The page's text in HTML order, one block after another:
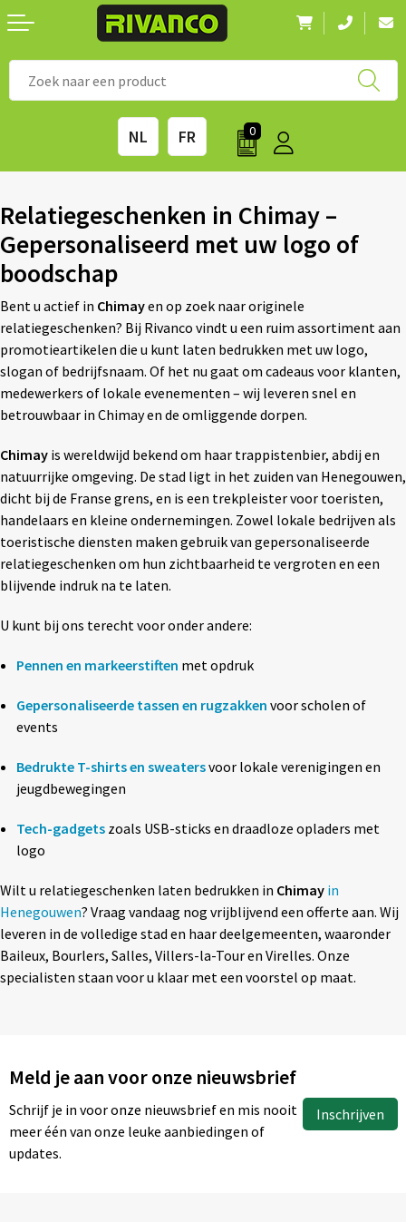
NL FR 0
Kinderen & spellen
Outdoor & vrije tijd
Technologie & Accessoires
Tassen
Textiel
Wonen
◼ Eco-producten
◼ Seizoenen
◼ Feestdagen
◼ Festival & Events
◼ Reizen
◼ Thuiswerken
Relatiegeschenken in Chimay –
Gepersonaliseerd met uw logo of
boodschap
Bent u actief in Chimayen op zoek naar originele
relatiegeschenken? Bij Rivanco vindt u een ruim assortiment aan
promotieartikelen die u kunt laten bedrukken met uw logo,
slogan of bedrijfsnaam. Of het nu gaat om cadeaus voor klanten,
medewerkers of lokale evenementen – wij leveren snel en
betrouwbaar in Chimay en de omliggende dorpen.
Chimay is wereldwijd bekend om haar trappistenbier, abdij en
natuurrijke omgeving. De stad ligt in het zuiden van Henegouwen,
dicht bij de Franse grens, en is een trekpleister voor toeristen,
handelaars en kleine ondernemingen. Zowel lokale bedrijven als
toeristische diensten maken gebruik van gepersonaliseerde
relatiegeschenken om hun zichtbaarheid te vergroten en een
blijvende indruk na te laten.
U kunt bij ons terecht voor onder andere:
Pennen en markeerstiften met opdruk
Gepersonaliseerde tassen en rugzakken voor scholen of
events
Bedrukte T-shirts en sweatersvoor lokale verenigingen en
jeugdbewegingen
Tech-gadgetszoals USB-sticks en draadloze opladers met
logo
Wilt u relatiegeschenken laten bedrukken in Chimay in
Henegouwen? Vraag vandaag nog vrijblijvend een offerte aan. Wij
leveren in de volledige stad en haar deelgemeenten, waaronder
Baileux, Bourlers, Salles, Villers-la-Tour en Virelles. Onze
specialisten staan voor u klaar met een voorstel op maat.
Meld je aan voor onze nieuwsbrief
Schrijf je in voor onze nieuwsbrief en mis nooit
meer één van onze leuke aanbiedingen of
updates.
Inschrijven